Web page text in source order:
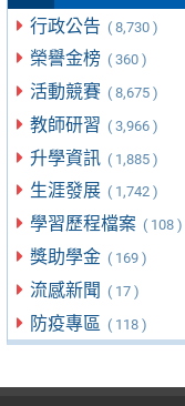
行政公告 ( 8,730 )
榮譽金榜 ( 360 )
活動競賽 ( 8,675 )
教師研習 ( 3,966 )
升學資訊 ( 1,885 )
生涯發展 ( 1,742 )
學習歷程檔案 ( 108 )
獎助學金 ( 169 )
流感新聞 ( 17 )
防疫專區 ( 118 )